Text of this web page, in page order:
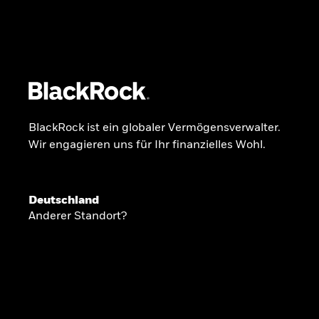
INSIDE THE MARKET
BlackRock ist ein globaler Vermögensverwalter.
Wir engagieren uns für Ihr finanzielles Wohl.
Deutschland
Anderer Standort?